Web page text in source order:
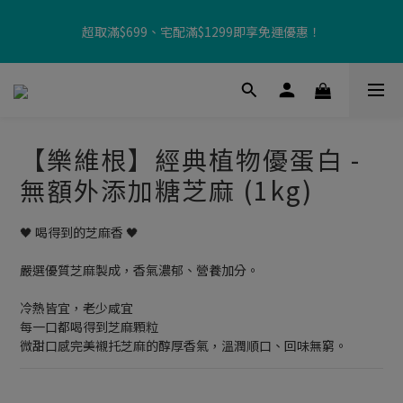
【8月限定⏰】玩遊戲換好禮🎁 豆豆夏令營 等你來報名‼️
超取滿$699、宅配滿$1299即享免運優惠！
【加入樂友享優惠‼️】現在加入會員立享入會禮金 $100，再享全館
【8月限定⏰】玩遊戲換好禮🎁 豆豆夏令營 等你來報名‼️
【樂維根】經典植物優蛋白 -
無額外添加糖芝麻 (1kg)
🖤 喝得到的芝麻香 🖤
嚴選優質芝麻製成，香氣濃郁、營養加分。
冷熱皆宜，老少咸宜
每一口都喝得到芝麻顆粒
微甜口感完美襯托芝麻的醇厚香氣，溫潤順口、回味無窮。